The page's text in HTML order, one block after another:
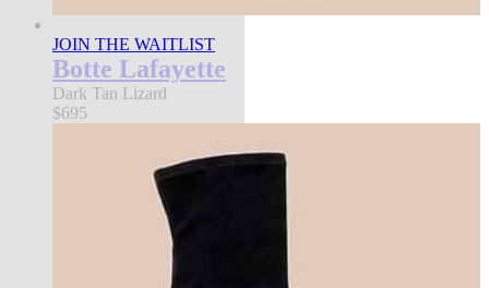
JOIN THE WAITLIST
Botte Lafayette
Dark Tan Lizard
$695